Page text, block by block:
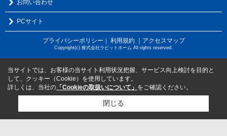
お問い合わせ
PCサイト
プライバシーポリシー ｜ 利用規約 ｜アクセスマップ
Copyright(c) 株式会社ラビットホーム All rights reserved.
当サイトでは、お客様の当サイト利用状況把握、サービス向上検討を目的と
して、クッキー（Cookie）を使用しています。
詳しくは、当社の 「Cookieの取扱いについて」 をご確認ください。
閉じる